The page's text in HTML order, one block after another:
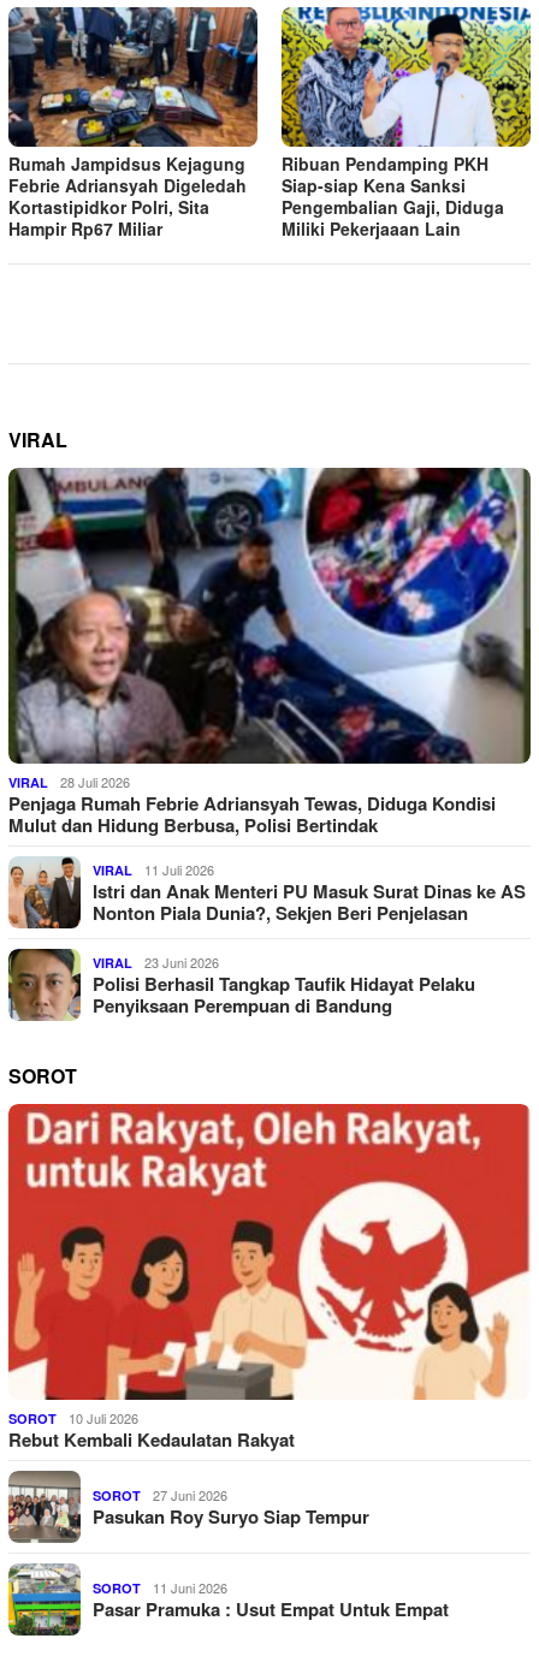
Rumah Jampidsus Kejagung
Febrie Adriansyah Digeledah
Kortastipidkor Polri, Sita
Hampir Rp67 Miliar
Ribuan Pendamping PKH
Siap-siap Kena Sanksi
Pengembalian Gaji, Diduga
Miliki Pekerjaaan Lain
VIRAL
VIRAL 28 Juli 2026
Penjaga Rumah Febrie Adriansyah Tewas, Diduga Kondisi
Mulut dan Hidung Berbusa, Polisi Bertindak
VIRAL 11 Juli 2026
Istri dan Anak Menteri PU Masuk Surat Dinas ke AS
Nonton Piala Dunia?, Sekjen Beri Penjelasan
VIRAL 23 Juni 2026
Polisi Berhasil Tangkap Taufik Hidayat Pelaku
Penyiksaan Perempuan di Bandung
SOROT
SOROT 10 Juli 2026
Rebut Kembali Kedaulatan Rakyat
SOROT 27 Juni 2026
Pasukan Roy Suryo Siap Tempur
SOROT 11 Juni 2026
Pasar Pramuka : Usut Empat Untuk Empat